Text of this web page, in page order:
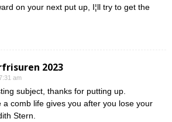
on your next put up, I¦ll try to get the
2023
am
subject, thanks for putting up.
a comb life gives you after you lose your
Stern.